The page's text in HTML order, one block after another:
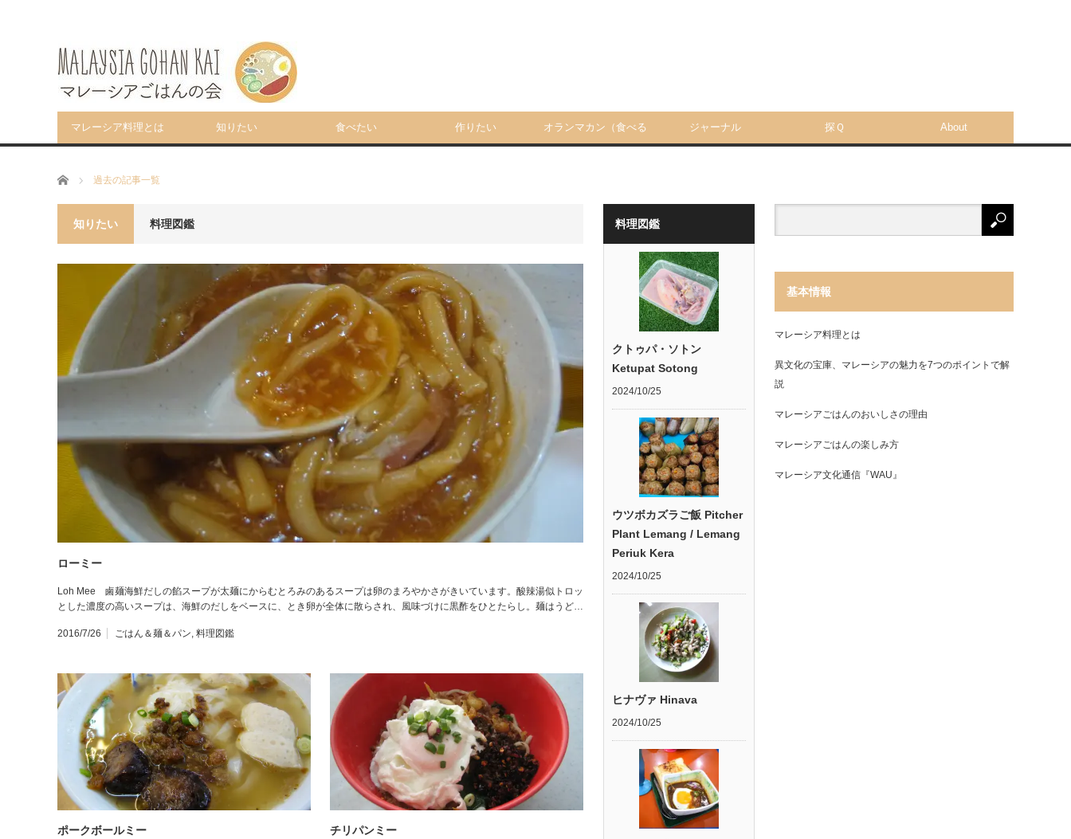
マレーシア料理とは 知りたい 食べたい 作りたい オランマカン（食べる ジャーナル 探Ｑ About
ホーム 過去の記事一覧
知りたい 料理図鑑
ローミー
Loh Mee 鹵麺海鮮だしの餡スープが太麺にからむとろみのあるスープは卵のまろやかさがきいています。酸辣湯似トロッ
とした濃度の高いスープは、海鮮のだしをベースに、とき卵が全体に散らされ、風味づけに黒酢をひとたらし。麺はうど…
2016/7/26 ごはん＆麺＆パン, 料理図鑑
ポークボールミー チリパンミー
料理図鑑
クトゥパ・ソトン
Ketupat Sotong
2024/10/25
ウツボカズラご飯 Pitcher
Plant Lemang / Lemang
Periuk Kera
2024/10/25
ヒナヴァ Hinava
2024/10/25
基本情報
マレーシア料理とは
異文化の宝庫、マレーシアの魅力を7つのポイントで解
説
マレーシアごはんのおいしさの理由
マレーシアごはんの楽しみ方
マレーシア文化通信『WAU』